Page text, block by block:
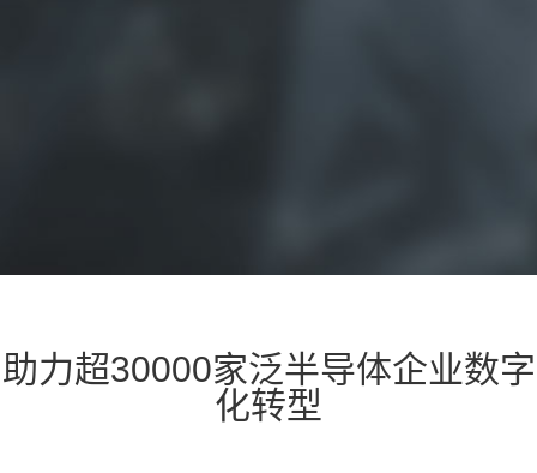
助力超30000家泛半导体企业数字
化转型